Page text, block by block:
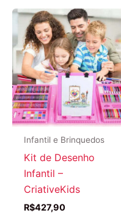
Infantil e Brinquedos
Kit de Desenho
Infantil –
CriativeKids
R$427,90